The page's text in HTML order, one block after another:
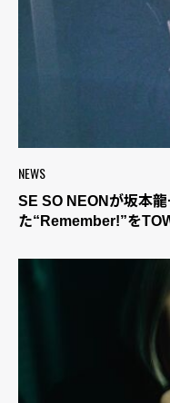
NEWS
SE SO NEONが坂本
た“Remember!”を